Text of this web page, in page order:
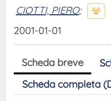
CIOTTI, PIERO;
2001-01-01
Scheda breve
Scheda completa